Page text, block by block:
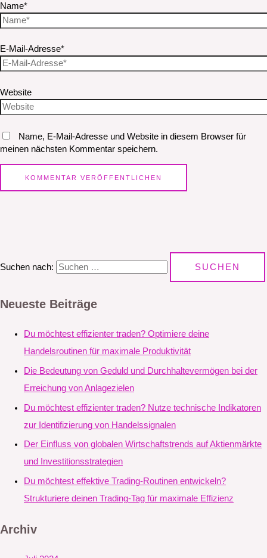
Name*
E-Mail-Adresse*
Website
Name, E-Mail-Adresse und Website in diesem Browser für
meinen nächsten Kommentar speichern.
Suchen nach:
Neueste Beiträge
Du möchtest effizienter traden? Optimiere deine
Handelsroutinen für maximale Produktivität
Die Bedeutung von Geduld und Durchhaltevermögen bei der
Erreichung von Anlagezielen
Du möchtest effizienter traden? Nutze technische Indikatoren
zur Identifizierung von Handelssignalen
Der Einfluss von globalen Wirtschaftstrends auf Aktienmärkte
und Investitionsstrategien
Du möchtest effektive Trading-Routinen entwickeln?
Strukturiere deinen Trading-Tag für maximale Effizienz
Archiv